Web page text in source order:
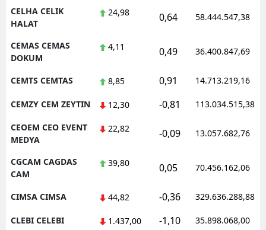
CELHA CELIK
HALAT
24,98 0,64 58.444.547,38
CEMAS CEMAS
DOKUM
4,11 0,49 36.400.847,69
CEMTS CEMTAS 8,85 0,91 14.713.219,16
CEMZY CEM ZEYTIN 12,30 -0,81 113.034.515,38
CEOEM CEO EVENT
MEDYA
22,82 -0,09 13.057.682,76
CGCAM CAGDAS
CAM
39,80 0,05 70.456.162,06
CIMSA CIMSA 44,82 -0,36 329.636.288,88
CLEBI CELEBI 1.437,00 -1,10 35.898.068,00